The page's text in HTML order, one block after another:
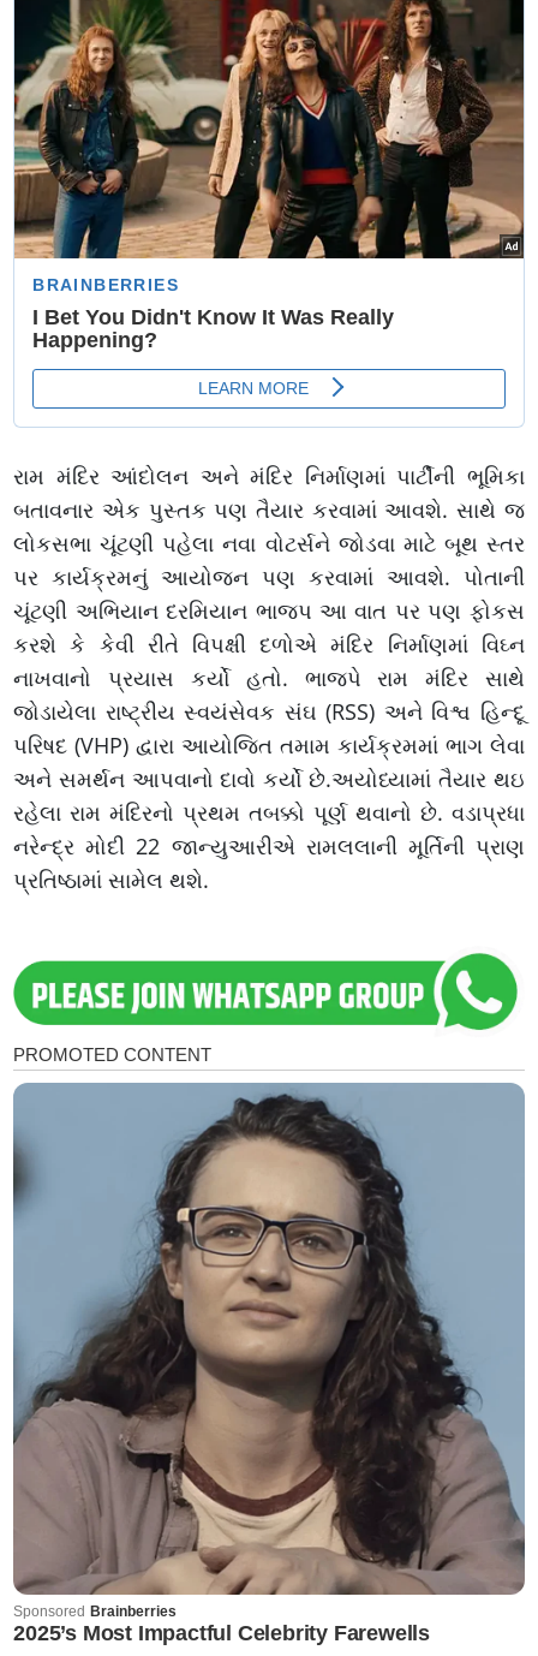
રામ મંદિર આંદોલન અને મંદિર નિર્માણમાં પાર્ટીની ભૂમિકા
બતાવનાર એક પુસ્તક પણ તૈયાર કરવામાં આવશે. સાથે જ
લોકસભા ચૂંટણી પહેલા નવા વોટર્સને જોડવા માટે બૂથ સ્તર
પર કાર્યક્રમનું આયોજન પણ કરવામાં આવશે. પોતાની
ચૂંટણી અભિયાન દરમિયાન ભાજપ આ વાત પર પણ ફોકસ
કરશે કે કેવી રીતે વિપક્ષી દળોએ મંદિર નિર્માણમાં વિઘ્ન
નાખવાનો પ્રયાસ કર્યો હતો. ભાજપે રામ મંદિર સાથે
જોડાયેલા રાષ્ટ્રીય સ્વયંસેવક સંઘ (RSS) અને વિશ્વ હિન્દૂ
પરિષદ (VHP) દ્વારા આયોજિત તમામ કાર્યક્રમમાં ભાગ લેવા
અને સમર્થન આપવાનો દાવો કર્યો છે.અયોધ્યામાં તૈયાર થઇ
રહેલા રામ મંદિરનો પ્રથમ તબક્કો પૂર્ણ થવાનો છે. વડાપ્રધા
નરેન્દ્ર મોદી 22 જાન્યુઆરીએ રામલલાની મૂર્તિની પ્રાણ
પ્રતિષ્ઠામાં સામેલ થશે.